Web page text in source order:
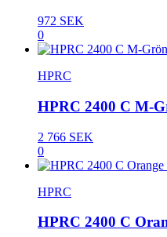
972 SEK
0
HPRC
HPRC 2400 C M-
2 766 SEK
0
HPRC
HPRC 2400 C